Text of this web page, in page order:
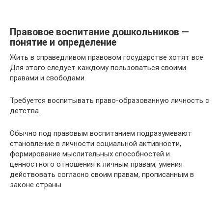
Правовое воспитание дошкольников —
понятие и определение
Жить в справедливом правовом государстве хотят все.
Для этого следует каждому пользоваться своими
правами и свободами.
Требуется воспитывать право-образованную личность с
детства.
Обычно под правовым воспитанием подразумевают
становление в личности социальной активности,
формирование мыслительных способностей и
ценностного отношения к личным правам, умения
действовать согласно своим правам, прописанным в
законе страны.